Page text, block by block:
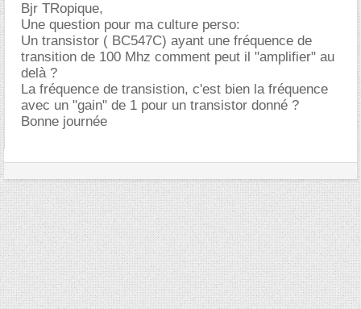
Bjr TRopique,
Une question pour ma culture perso:
Un transistor ( BC547C) ayant une fréquence de
transition de 100 Mhz comment peut il "amplifier" au
delà ?
La fréquence de transistion, c'est bien la fréquence
avec un "gain" de 1 pour un transistor donné ?
Bonne journée